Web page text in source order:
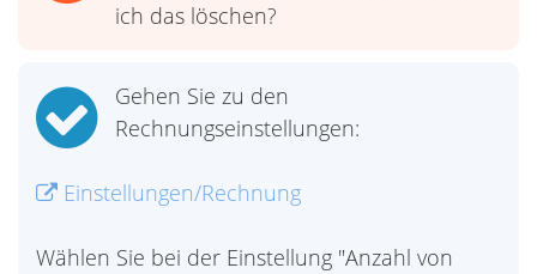
ich das löschen?
Gehen Sie zu den
Rechnungseinstellungen:
Einstellungen/Rechnung
Wählen Sie bei der Einstellung "Anzahl von